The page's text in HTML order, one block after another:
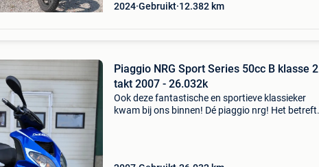
2024 Gebruikt 12.382 km
Piaggio NRG Sport Series 50cc B klasse 2
takt 2007 - 26.032k
Ook deze fantastische en sportieve klassieker
kwam bij ons binnen! Dé piaggio nrg! Het betreft